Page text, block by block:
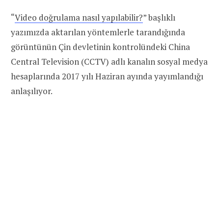
“Video doğrulama nasıl yapılabilir?” başlıklı
yazımızda aktarılan yöntemlerle tarandığında
görüntünün Çin devletinin kontrolündeki China
Central Television (CCTV) adlı kanalın sosyal medya
hesaplarında 2017 yılı Haziran ayında yayımlandığı
anlaşılıyor.